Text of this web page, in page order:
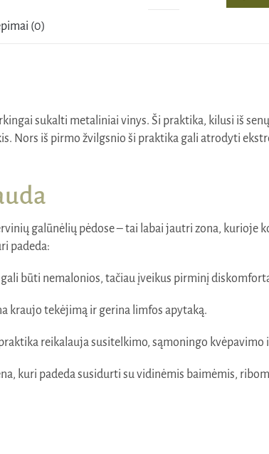
(0)
sukalti metaliniai vinys. Ši praktika, kilusi iš
Nors iš pirmo žvilgsnio ši praktika gali atrodyti
galūnėlių pėdose – tai labai jautri zona, kurioje
padeda:
būti nemalonios, tačiau įveikus pirminį
kraujo tekėjimą ir gerina limfos apytaką.
reikalauja susitelkimo, sąmoningo kvėpavimo
kuri padeda susidurti su vidinėmis baimėmis,